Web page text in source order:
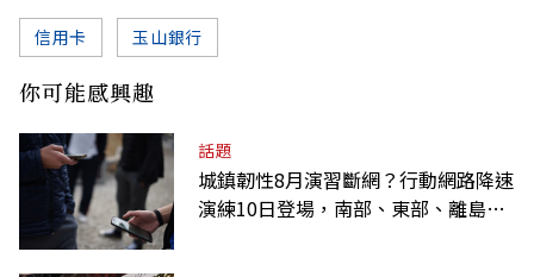
信用卡 玉山銀行
你可能感興趣
話題
城鎮韌性8月演習斷網？行動網路降速
演練10日登場，南部、東部、離島為